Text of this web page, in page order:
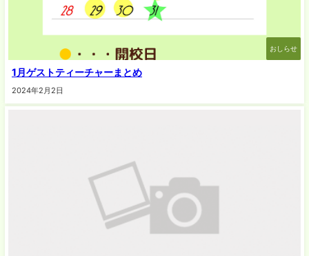
おしらせ
1月ゲストティーチャーまとめ
2024年2月2日